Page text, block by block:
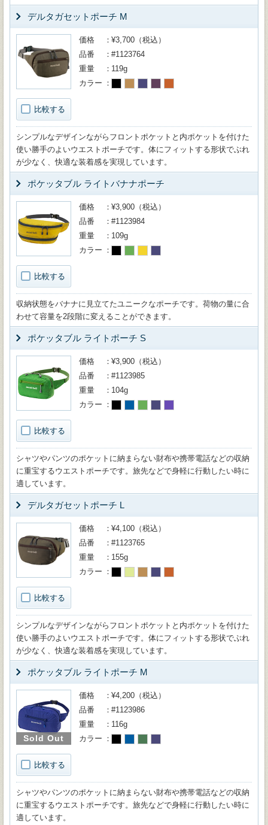
デルタガセットポーチ M
比較する
価格
¥3,700（税込）
品番
#1123764
重量
119g
カラー
シンプルなデザインながらフロントポケットと内ポケットを付けた
使い勝手のよいウエストポーチです。体にフィットする形状でぶれ
が少なく、快適な装着感を実現しています。
ポケッタブル ライトバナナポーチ
比較する
価格
¥3,900（税込）
品番
#1123984
重量
109g
カラー
収納状態をバナナに見立てたユニークなポーチです。荷物の量に合
わせて容量を2段階に変えることができます。
ポケッタブル ライトポーチ S
比較する
価格
¥3,900（税込）
品番
#1123985
重量
104g
カラー
シャツやパンツのポケットに納まらない財布や携帯電話などの収納
に重宝するウエストポーチです。旅先などで身軽に行動したい時に
適しています。
デルタガセットポーチ L
比較する
価格
¥4,100（税込）
品番
#1123765
重量
155g
カラー
シンプルなデザインながらフロントポケットと内ポケットを付けた
使い勝手のよいウエストポーチです。体にフィットする形状でぶれ
が少なく、快適な装着感を実現しています。
ポケッタブル ライトポーチ M
Sold Out
比較する
価格
¥4,200（税込）
品番
#1123986
重量
116g
カラー
シャツやパンツのポケットに納まらない財布や携帯電話などの収納
に重宝するウエストポーチです。旅先などで身軽に行動したい時に
適しています。